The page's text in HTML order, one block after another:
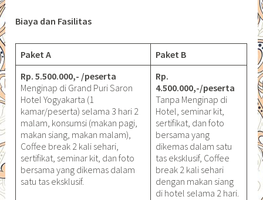
Biaya dan Fasilitas
Paket A
Paket B
Rp. 5.500.000,- /peserta
Menginap di Grand Puri Saron
Hotel Yogyakarta (1
kamar/peserta) selama 3 hari 2
malam, konsumsi (makan pagi,
makan siang, makan malam),
Coffee break 2 kali sehari,
sertifikat, seminar kit, dan foto
bersama yang dikemas dalam
satu tas eksklusif.
Rp.
4.500.000,-/peserta
Tanpa Menginap di
Hotel, seminar kit,
sertifikat, dan foto
bersama yang
dikemas dalam satu
tas eksklusif, Coffee
break 2 kali sehari
dengan makan siang
di hotel selama 2 hari.